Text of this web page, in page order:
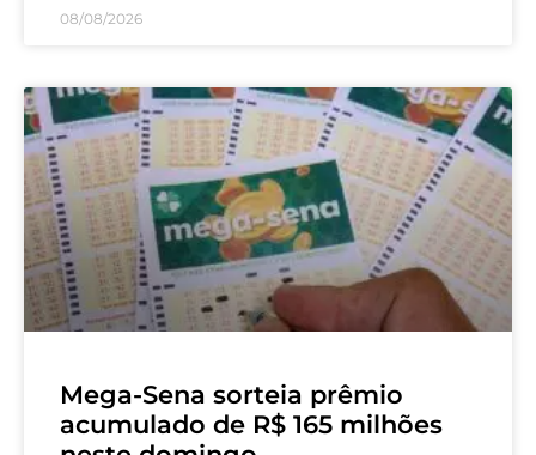
08/08/2026
Mega-Sena sorteia prêmio
acumulado de R$ 165 milhões